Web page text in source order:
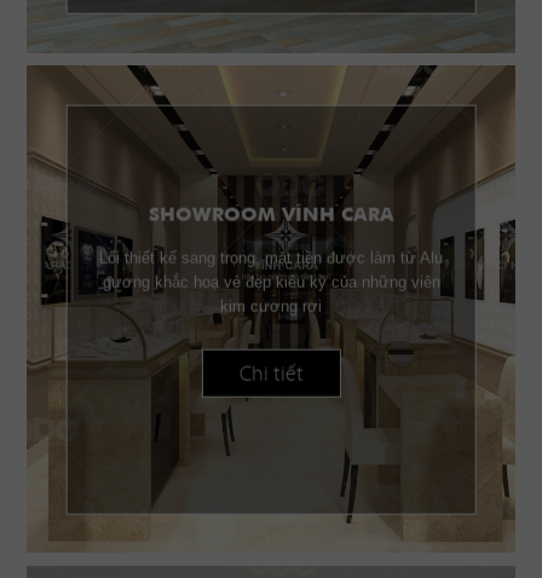
SHOWROOM VĨNH CARA
Lối thiết kế sang trọng, mặt tiền được làm từ Alu
gương khắc hoạ vẻ đẹp kiêu kỳ của những viên
kim cương rơi
Chi tiết